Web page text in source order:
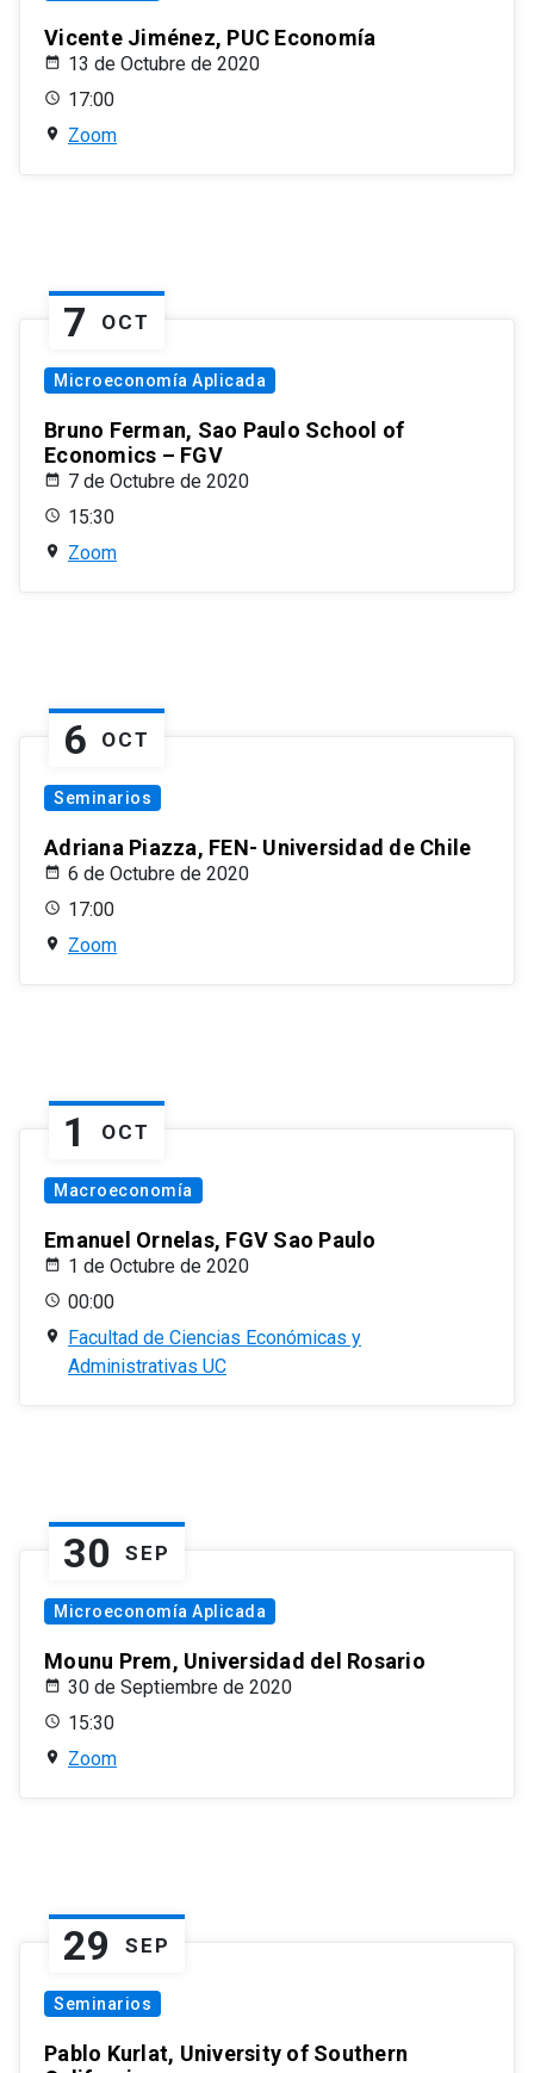
Vicente Jiménez, PUC Economía
13 de Octubre de 2020
17:00
Zoom
7 OCT
Microeconomía Aplicada
Bruno Ferman, Sao Paulo School of
Economics – FGV
7 de Octubre de 2020
15:30
Zoom
6 OCT
Seminarios
Adriana Piazza, FEN- Universidad de Chile
6 de Octubre de 2020
17:00
Zoom
1 OCT
Macroeconomía
Emanuel Ornelas, FGV Sao Paulo
1 de Octubre de 2020
00:00
Facultad de Ciencias Económicas y
Administrativas UC
30 SEP
Microeconomía Aplicada
Mounu Prem, Universidad del Rosario
30 de Septiembre de 2020
15:30
Zoom
29 SEP
Seminarios
Pablo Kurlat, University of Southern